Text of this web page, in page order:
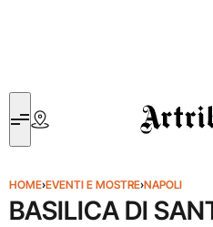
Artribune
HOME›EVENTI E MOSTRE›NAPOLI
BASILICA DI